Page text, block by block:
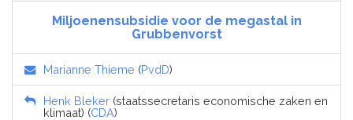
Miljoenensubsidie voor de megastal in
Grubbenvorst
Marianne Thieme (PvdD)
Henk Bleker (staatssecretaris economische zaken en
klimaat) (CDA)